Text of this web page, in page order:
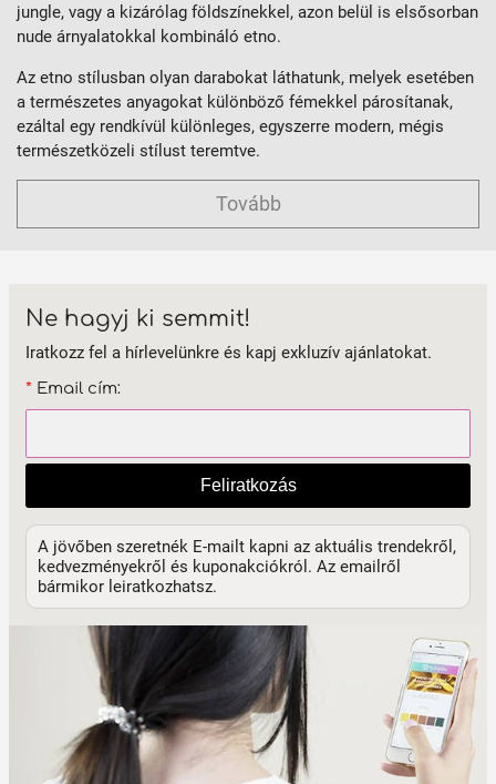
jungle, vagy a kizárólag földszínekkel, azon belül is elsősorban
nude árnyalatokkal kombináló etno.
Az etno stílusban olyan darabokat láthatunk, melyek esetében
a természetes anyagokat különböző fémekkel párosítanak,
ezáltal egy rendkívül különleges, egyszerre modern, mégis
természetközeli stílust teremtve.
Tovább
Ne hagyj ki semmit!
Iratkozz fel a hírlevelünkre és kapj exkluzív ajánlatokat.
* Email cím:
Feliratkozás
A jövőben szeretnék E-mailt kapni az aktuális trendekről,
kedvezményekről és kuponakciókról. Az emailről
bármikor leiratkozhatsz.